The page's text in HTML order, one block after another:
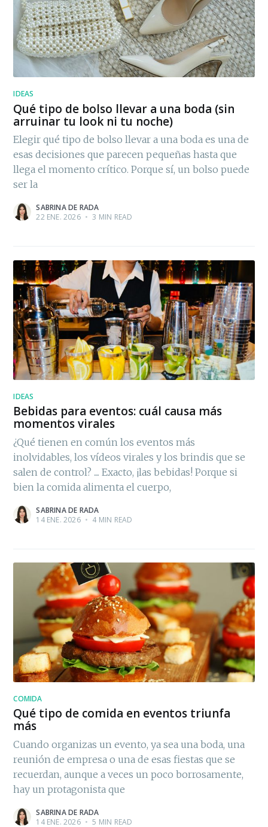
IDEAS
Qué tipo de bolso llevar a una boda (sin
arruinar tu look ni tu noche)
Elegir qué tipo de bolso llevar a una boda es una de
esas decisiones que parecen pequeñas hasta que
llega el momento crítico. Porque sí, un bolso puede
ser la
SABRINA DE RADA
22 ENE. 2026 • 3 MIN READ
IDEAS
Bebidas para eventos: cuál causa más
momentos virales
¿Qué tienen en común los eventos más
inolvidables, los vídeos virales y los brindis que se
salen de control? .... Exacto, ¡las bebidas! Porque si
bien la comida alimenta el cuerpo,
SABRINA DE RADA
14 ENE. 2026 • 4 MIN READ
COMIDA
Qué tipo de comida en eventos triunfa
más
Cuando organizas un evento, ya sea una boda, una
reunión de empresa o una de esas fiestas que se
recuerdan, aunque a veces un poco borrosamente,
hay un protagonista que
SABRINA DE RADA
14 ENE. 2026 • 5 MIN READ